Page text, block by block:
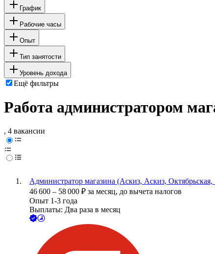
График
Рабочие часы
Опыт
Тип занятости
Уровень дохода
Ещё фильтры
Работа администратором
, 4 вакансии
Администратор магазина (Аскиз, Аскиз, Октябрьская,
46 600 – 58 000 ₽ за месяц, до вычета налогов
Опыт 1-3 года
Выплаты: Два раза в месяц